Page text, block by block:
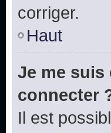
corriger.
Haut
Je me suis
connecter
Il est